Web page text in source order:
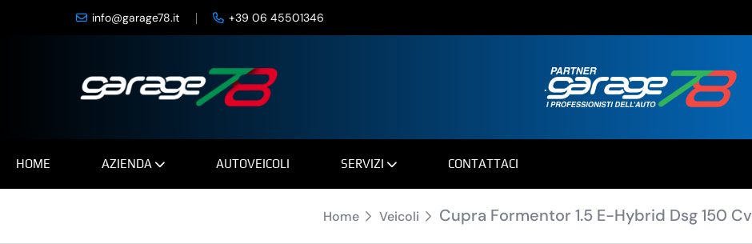
info@garage78.it +39 06 45501346
.
HOME AZIENDA AUTOVEICOLI SERVIZI CONTATTACI
Home Veicoli Cupra Formentor 1.5 E-Hybrid Dsg 150 Cv